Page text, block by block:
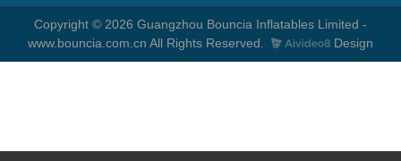
Copyright © 2026 Guangzhou Bouncia Inflatables Limited -
www.bouncia.com.cn All Rights Reserved.
Design